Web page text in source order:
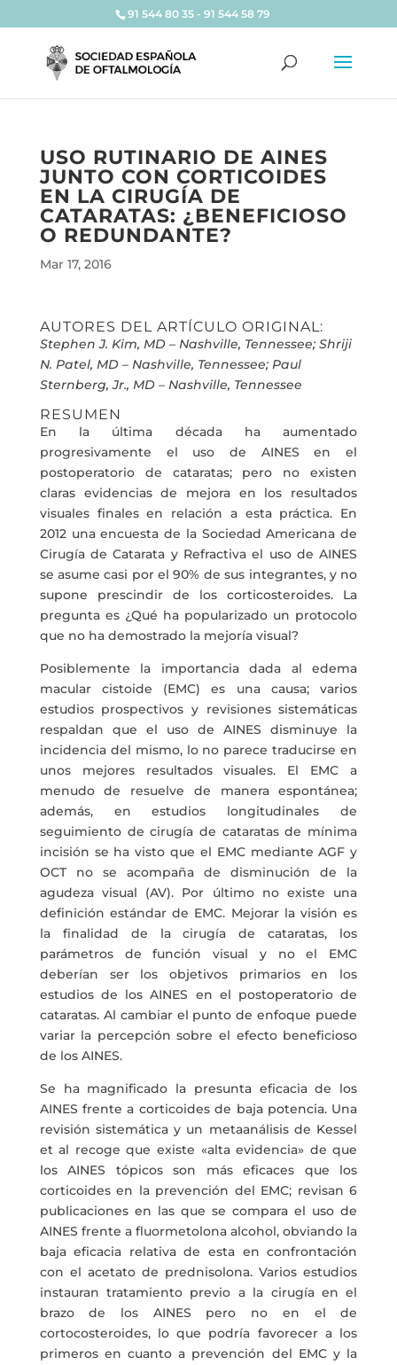
91 544 80 35 - 91 544 58 79
USO RUTINARIO DE AINES
JUNTO CON CORTICOIDES
EN LA CIRUGÍA DE
CATARATAS: ¿BENEFICIOSO
O REDUNDANTE?
Mar 17, 2016
AUTORES DEL ARTÍCULO ORIGINAL:
Stephen J. Kim, MD – Nashville, Tennessee; Shriji
N. Patel, MD – Nashville, Tennessee; Paul
Sternberg, Jr., MD – Nashville, Tennessee
RESUMEN
En la última década ha aumentado
progresivamente el uso de AINES en el
postoperatorio de cataratas; pero no existen
claras evidencias de mejora en los resultados
visuales finales en relación a esta práctica. En
2012 una encuesta de la Sociedad Americana de
Cirugía de Catarata y Refractiva el uso de AINES
se asume casi por el 90% de sus integrantes, y no
supone prescindir de los corticosteroides. La
pregunta es ¿Qué ha popularizado un protocolo
que no ha demostrado la mejoría visual?
Posiblemente la importancia dada al edema
macular cistoide (EMC) es una causa; varios
estudios prospectivos y revisiones sistemáticas
respaldan que el uso de AINES disminuye la
incidencia del mismo, lo no parece traducirse en
unos mejores resultados visuales. El EMC a
menudo de resuelve de manera espontánea;
además, en estudios longitudinales de
seguimiento de cirugía de cataratas de mínima
incisión se ha visto que el EMC mediante AGF y
OCT no se acompaña de disminución de la
agudeza visual (AV). Por último no existe una
definición estándar de EMC. Mejorar la visión es
la finalidad de la cirugía de cataratas, los
parámetros de función visual y no el EMC
deberían ser los objetivos primarios en los
estudios de los AINES en el postoperatorio de
cataratas. Al cambiar el punto de enfoque puede
variar la percepción sobre el efecto beneficioso
de los AINES.
Se ha magnificado la presunta eficacia de los
AINES frente a corticoides de baja potencia. Una
revisión sistemática y un metaanálisis de Kessel
et al recoge que existe «alta evidencia» de que
los AINES tópicos son más eficaces que los
corticoides en la prevención del EMC; revisan 6
publicaciones en las que se compara el uso de
AINES frente a fluormetolona alcohol, obviando la
baja eficacia relativa de esta en confrontación
con el acetato de prednisolona. Varios estudios
instauran tratamiento previo a la cirugía en el
brazo de los AINES pero no en el de
cortocosteroides, lo que podría favorecer a los
primeros en cuanto a prevención del EMC y la